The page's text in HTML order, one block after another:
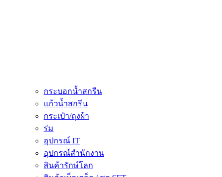
กระบอกน้ำสกรีน
แก้วน้ำสกรีน
กระเป๋า/ถุงผ้า
ร่ม
อุปกรณ์ IT
อุปกรณ์สำนักงาน
สินค้ารักษ์โลก